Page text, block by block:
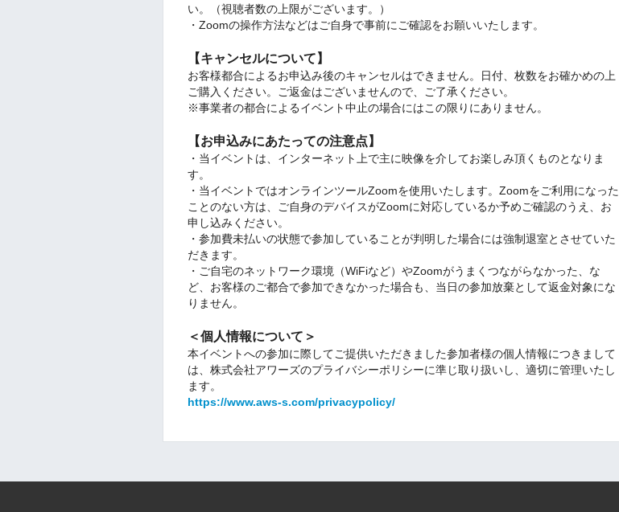
い。（視聴者数の上限がございます。）
・Zoomの操作方法などはご自身で事前にご確認をお願いいたします。
【キャンセルについて】
お客様都合によるお申込み後のキャンセルはできません。日付、枚数をお確かめの上
ご購入ください。ご返金はございませんので、ご了承ください。
※事業者の都合によるイベント中止の場合にはこの限りにありません。
【お申込みにあたっての注意点】
・当イベントは、インターネット上で主に映像を介してお楽しみ頂くものとなりま
す。
・当イベントではオンラインツールZoomを使用いたします。Zoomをご利用になった
ことのない方は、ご自身のデバイスがZoomに対応しているか予めご確認のうえ、お
申し込みください。
・参加費未払いの状態で参加していることが判明した場合には強制退室とさせていた
だきます。
・ご自宅のネットワーク環境（WiFiなど）やZoomがうまくつながらなかった、な
ど、お客様のご都合で参加できなかった場合も、当日の参加放棄として返金対象にな
りません。
＜個人情報について＞
本イベントへの参加に際してご提供いただきました参加者様の個人情報につきまして
は、株式会社アワーズのプライバシーポリシーに準じ取り扱いし、適切に管理いたし
ます。
https://www.aws-s.com/privacypolicy/